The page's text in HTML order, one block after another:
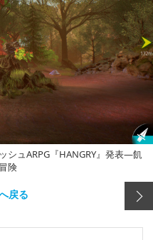
シュARPG『HANGRY』発表―飢
険
戻る